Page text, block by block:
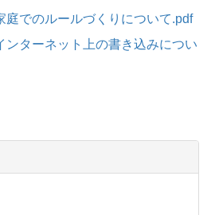
でのルールづくりについて.pdf
ターネット上の書き込みについ